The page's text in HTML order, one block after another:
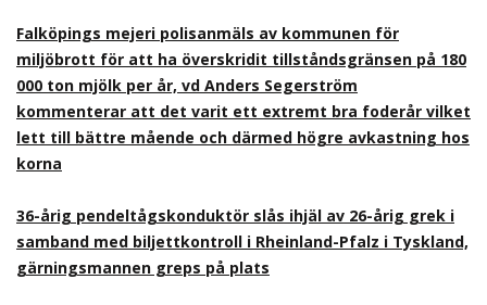
Falköpings mejeri polisanmäls av kommunen för
miljöbrott för att ha överskridit tillståndsgränsen på 180
000 ton mjölk per år, vd Anders Segerström
kommenterar att det varit ett extremt bra foderår vilket
lett till bättre mående och därmed högre avkastning hos
korna
36-årig pendeltågskonduktör slås ihjäl av 26-årig grek i
samband med biljettkontroll i Rheinland-Pfalz i Tyskland,
gärningsmannen greps på plats